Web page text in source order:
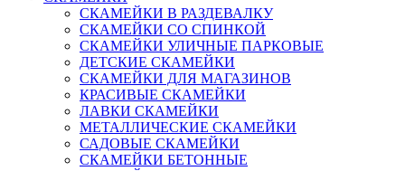
СКАМЕЙКИ В РАЗДЕВАЛКУ
СКАМЕЙКИ СО СПИНКОЙ
СКАМЕЙКИ УЛИЧНЫЕ ПАРКОВЫЕ
ДЕТСКИЕ СКАМЕЙКИ
СКАМЕЙКИ ДЛЯ МАГАЗИНОВ
КРАСИВЫЕ СКАМЕЙКИ
ЛАВКИ СКАМЕЙКИ
МЕТАЛЛИЧЕСКИЕ СКАМЕЙКИ
САДОВЫЕ СКАМЕЙКИ
СКАМЕЙКИ БЕТОННЫЕ